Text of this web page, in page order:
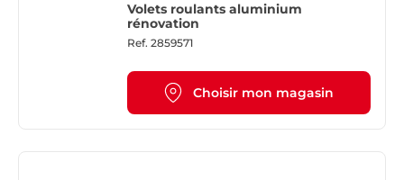
Volets roulants aluminium
rénovation
Ref. 2859571
Choisir mon magasin